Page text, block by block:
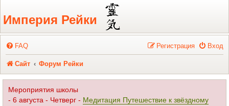
Регистрация
Империя Рейки
FAQ Вход
Регистрация
Сайт Форум Рейки
Мероприятия школы
- 6 августа - Четверг - Медитация Путешествие к звёздному